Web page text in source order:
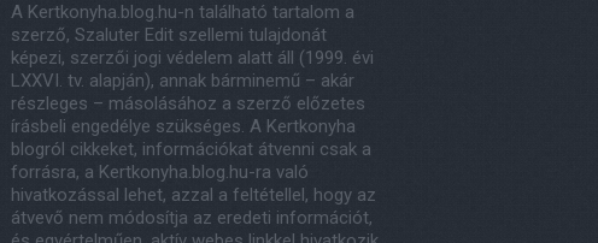
A Kertkonyha.blog.hu-n található tartalom a
szerző, Szaluter Edit szellemi tulajdonát
képezi, szerzői jogi védelem alatt áll (1999. évi
LXXVI. tv. alapján), annak bárminemű – akár
részleges – másolásához a szerző előzetes
írásbeli engedélye szükséges. A Kertkonyha
blogról cikkeket, információkat átvenni csak a
forrásra, a Kertkonyha.blog.hu-ra való
hivatkozással lehet, azzal a feltétellel, hogy az
átvevő nem módosítja az eredeti információt,